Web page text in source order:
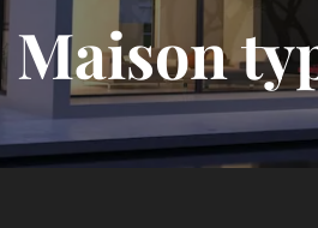
Maison